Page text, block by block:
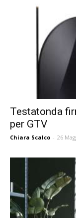
Testatonda
per GTV
Chiara Scalco - 26